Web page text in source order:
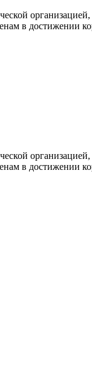
в достижении
в достижении